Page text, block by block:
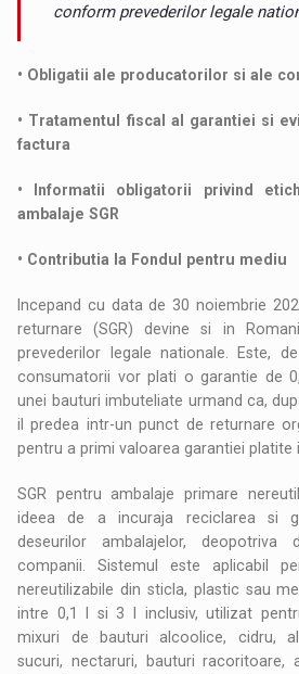
conform prevederilor legale
• Obligatii ale producatorilor si ale
• Tratamentul fiscal al garantiei si
factura
• Informatii obligatorii privind
ambalaje SGR
• Contributia la Fondul pentru mediu
Incepand cu data de 30 noiembrie
returnare (SGR) devine si in
prevederilor legale nationale. Este,
consumatorii vor plati o garantie de
unei bauturi imbuteliate urmand ca,
il predea intr-un punct de returnare
pentru a primi valoarea garantiei platite
SGR pentru ambalaje primare
ideea de a incuraja reciclarea si
deseurilor ambalajelor,
companii. Sistemul este aplicabil
nereutilizabile din sticla, plastic sau
intre 0,1 l si 3 l inclusiv, utilizat
mixuri de bauturi alcoolice, cidru,
sucuri, nectaruri, bauturi racoritoare,